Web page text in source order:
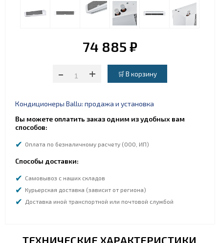
74 885 ₽
-
+
Кондиционеры Ballu: продажа и установка
Вы можете оплатить заказ одним из удобных вам
способов:
Оплата по безналичному расчету (ООО, ИП)
Способы доставки:
Самовывоз с наших складов
Курьерская доставка (зависит от региона)
Доставка иной транспортной или почтовой службой
ТЕХНИЧЕСКИЕ ХАРАКТЕРИСТИКИ